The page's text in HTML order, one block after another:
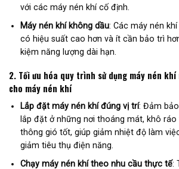
với các máy nén khí cố định.
Máy nén khí không dầu: Các máy nén
có hiệu suất cao hơn và ít cần bảo trì
kiệm năng lượng dài hạn.
2. Tối ưu hóa quy trình sử dụng máy nén khí
cho máy nén khí
Lắp đặt máy nén khí đúng vị trí: Đảm
lắp đặt ở những nơi thoáng mát, khô
thông gió tốt, giúp giảm nhiệt độ làm
giảm tiêu thụ điện năng.
Chạy máy nén khí theo nhu cầu thực tế: